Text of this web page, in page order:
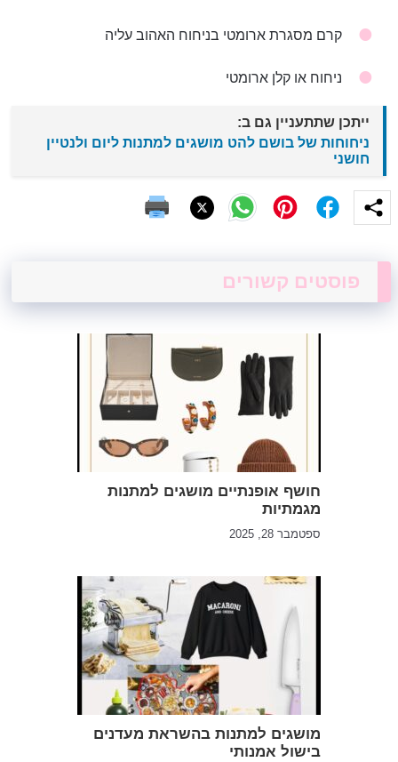
קרם מסגרת ארומטי בניחוח האהוב עליה
ניחוח או קלן ארומטי
ייתכן שתתעניין גם ב:
ניחוחות של בושם להט מושגים למתנות ליום ולנטיין
חושני
פוסטים קשורים
חושף אופנתיים מושגים למתנות
מגמתיות
ספטמבר 28, 2025
מושגים למתנות בהשראת מעדנים
בישול אמנותי